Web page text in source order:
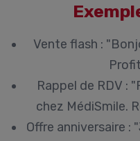
Vente flash :
Rappel de RDV :
chez MédiSmile.
Offre anniversaire :